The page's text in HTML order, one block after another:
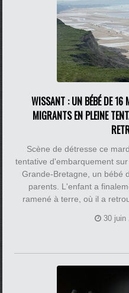
WISSANT : UN BÉBÉ DE 16
MIGRANTS EN PLEINE
Scène de détresse ce
tentative d'embarquement
Grande-Bretagne, un bébé
parents. L'enfant a
ramené à terre, où il a
30 juin